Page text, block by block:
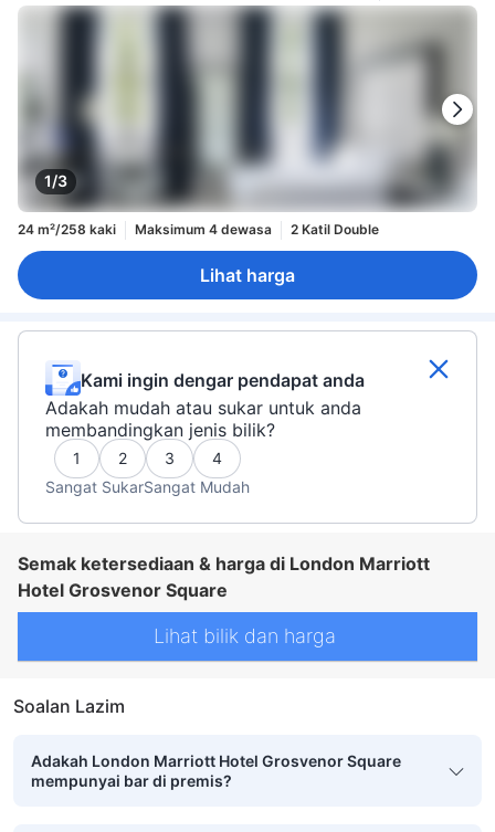
1/3
24 m²/258 kaki Maksimum 4 dewasa 2 Katil Double
Lihat harga
Kami ingin dengar pendapat anda
Adakah mudah atau sukar untuk anda
membandingkan jenis bilik?
1 2 3
4
Sangat SukarSangat Mudah
Semak ketersediaan & harga di London Marriott
Hotel Grosvenor Square
Lihat bilik dan harga
Soalan Lazim
Adakah London Marriott Hotel Grosvenor Square
mempunyai bar di premis?